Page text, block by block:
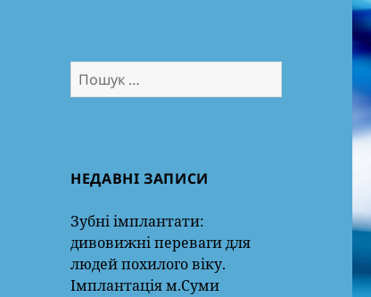
Пошук:
НЕДАВНІ ЗАПИСИ
Зубні імплантати:
дивовижні переваги для
людей похилого віку.
Імплантація м.Суми